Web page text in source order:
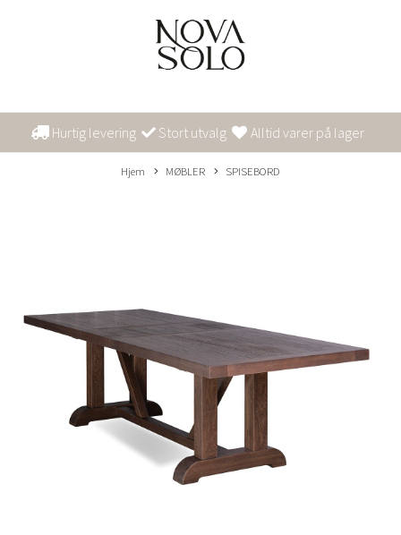
Hurtig levering Stort utvalg Alltid varer på lager
Hjem MØBLER SPISEBORD